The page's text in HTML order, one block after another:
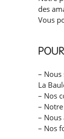
des
Vous
–
La
– Nos
–
–
– Nos